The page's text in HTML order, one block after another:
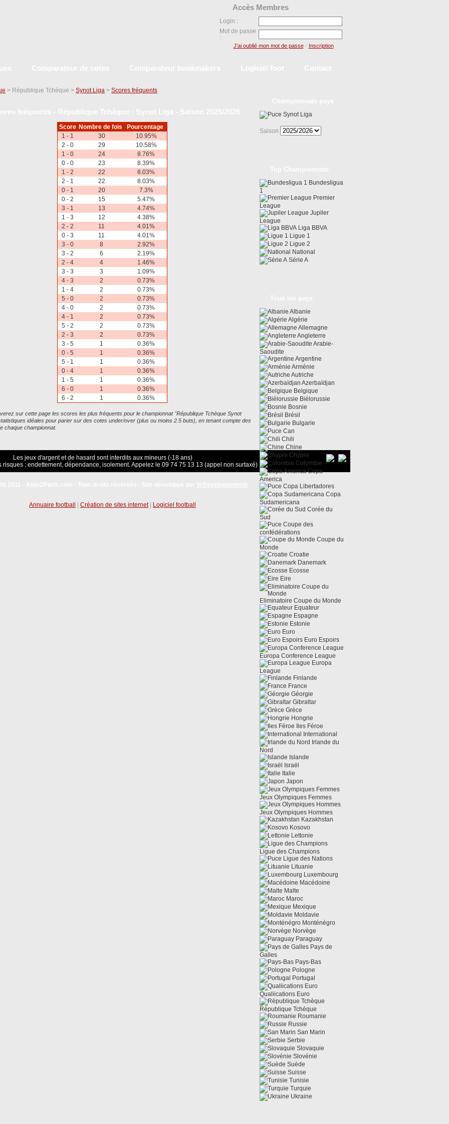
> République Tchèque > Synot Liga > Scores fréquents
Score Nombre de fois
Pourcentage
1 - 1
30
10.95%
2 - 0
29
10.58%
1 - 0
24
8.76%
0 - 0
23
8.39%
1 - 2
22
8.03%
2 - 1
22
8.03%
0 - 1
20
7.3%
0 - 2
15
5.47%
3 - 1
13
4.74%
1 - 3
12
4.38%
2 - 2
11
4.01%
0 - 3
11
4.01%
3 - 0
8
2.92%
3 - 2
6
2.19%
2 - 4
4
1.46%
3 - 3
3
1.09%
4 - 3
2
0.73%
1 - 4
2
0.73%
5 - 0
2
0.73%
4 - 0
2
0.73%
4 - 1
2
0.73%
5 - 2
2
0.73%
2 - 3
2
0.73%
3 - 5
1
0.36%
0 - 5
1
0.36%
5 - 1
1
0.36%
0 - 4
1
0.36%
1 - 5
1
0.36%
6 - 0
1
0.36%
6 - 2
1 0.36%
sur cette page les scores les plus fréquents pour le championnat "République Tchèque Synot
idéales pour parier sur des cotes under/over (plus ou moins 2.5 buts), en tenant compte des
chaque championnat.
Synot Liga
Saison
Bundesligua
1
Premier
League
Jupiler
League
Liga BBVA
Ligue 1
Ligue 2
National
Série A
Albanie
Algérie
Allemagne
Angleterre
Arabie-
Saoudite
Argentine
Arménie
Autriche
Azerbaïdjan
Belgique
Biélorussie
Bosnie
Brésil
Bulgarie
Can
Chili
Chine
Chypre
Colombie
Copa
America
Copa Libertadores
Copa
Sudamericana
Corée du
Sud
Coupe des
confédérations
Coupe du
Monde
Croatie
Danemark
Ecosse
Eire
Eliminatoire Coupe du Monde
Equateur
Espagne
Estonie
Euro
Euro Espoirs
Europa Conference League
Europa
League
Finlande
France
Géorgie
Gibraltar
Grèce
Hongrie
Iles Féroe
International
Irlande du
Nord
Islande
Israël
Italie
Japon
Jeux Olympiques Femmes
Jeux Olympiques Hommes
Kazakhstan
Kosovo
Lettonie
Ligue des Champions
Ligue des Nations
Lituanie
Luxembourg
Macédoine
Malte
Maroc
Mexique
Moldavie
Monténégro
Norvège
Paraguay
Pays de
Galles
Pays-Bas
Pologne
Portugal
Qualiications Euro
République Tchèque
Roumanie
Russie
San Marin
Serbie
Slovaquie
Slovénie
Suède
Suisse
Tunisie
Turquie
Ukraine
Les jeux d'argent et de hasard sont interdits aux mineurs (-18 ans)
risques : endettement, dépendance, isolement. Appelez le 09 74 75 13 13 (appel non surtaxé)
Annuaire football Création de sites internet| Logiciel football
Accès Membres
Login :
Mot de passe
:
J’ai oublié mon mot de passe- Inscription